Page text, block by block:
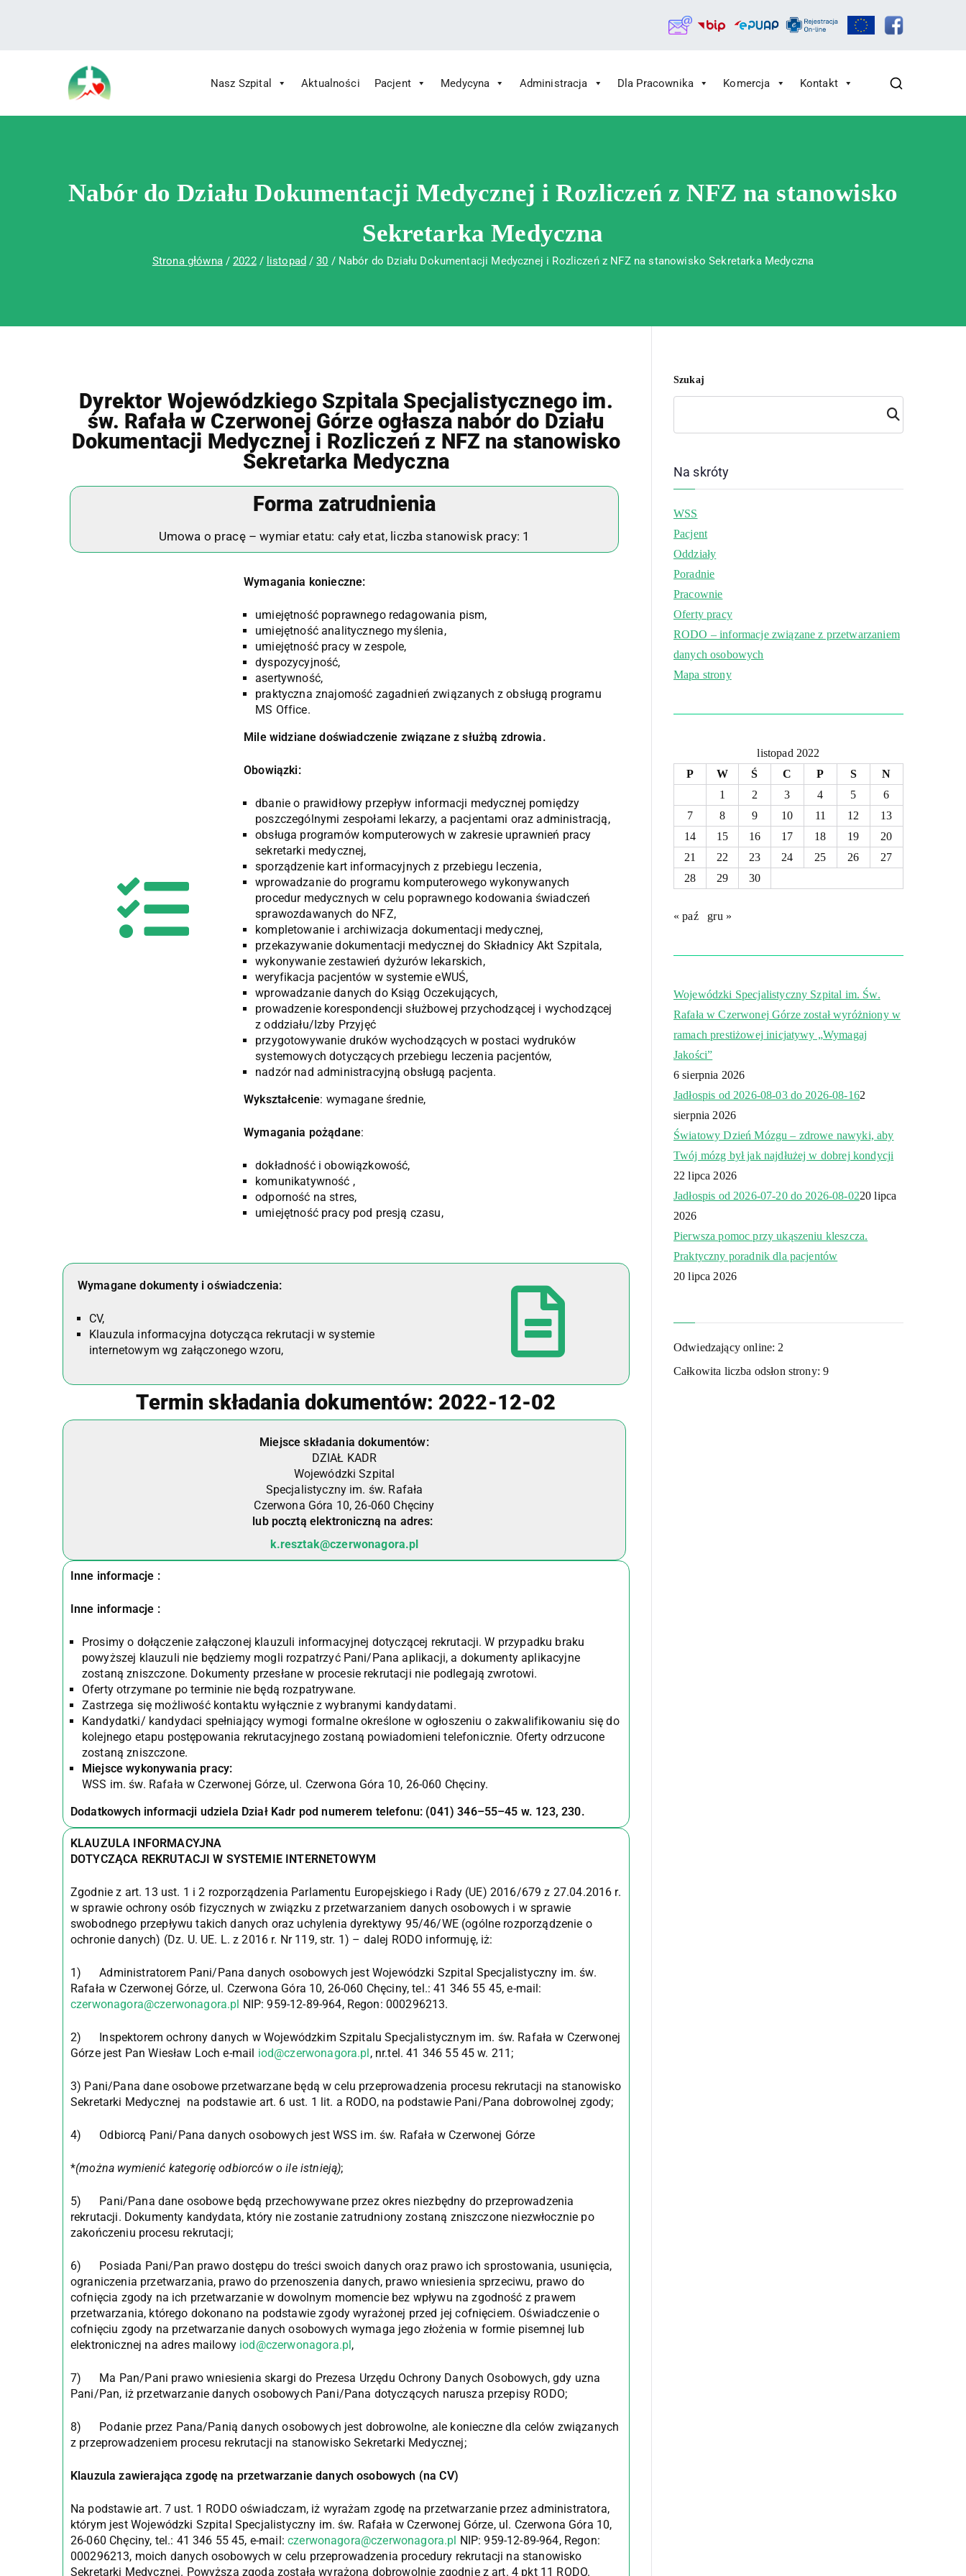
Wojewódzki Szpital Specjalistyczny im. Św. Rafała w Czerwonej Górze
Wojewódzki Szpital Specjalistyczny im. Św. Rafała w Czerwonej Górze
Nasz Szpital Aktualności Pacjent Medycyna Administracja Dla Pracownika Komercja Kontakt
Nabór do Działu Dokumentacji Medycznej i Rozliczeń z NFZ na stanowisko
Sekretarka Medyczna
Strona główna 2022 listopad 30 Nabór do Działu Dokumentacji Medycznej i Rozliczeń z NFZ na stanowisko Sekretarka Medyczna
Dyrektor Wojewódzkiego Szpitala Specjalistycznego im.
św. Rafała w Czerwonej Górze ogłasza nabór do Działu
Dokumentacji Medycznej i Rozliczeń z NFZ na stanowisko
Sekretarka Medyczna
Forma zatrudnienia
Umowa o pracę – wymiar etatu: cały etat, liczba stanowisk pracy: 1
Wymagania konieczne:
umiejętność poprawnego redagowania pism,
umiejętność analitycznego myślenia,
umiejętność pracy w zespole,
dyspozycyjność,
asertywność,
praktyczna znajomość zagadnień związanych z obsługą programu
MS Office.
Mile widziane doświadczenie związane z służbą zdrowia.
Obowiązki:
dbanie o prawidłowy przepływ informacji medycznej pomiędzy
poszczególnymi zespołami lekarzy, a pacjentami oraz administracją,
obsługa programów komputerowych w zakresie uprawnień pracy
sekretarki medycznej,
sporządzenie kart informacyjnych z przebiegu leczenia,
wprowadzanie do programu komputerowego wykonywanych
procedur medycznych w celu poprawnego kodowania świadczeń
sprawozdawanych do NFZ,
kompletowanie i archiwizacja dokumentacji medycznej,
przekazywanie dokumentacji medycznej do Składnicy Akt Szpitala,
wykonywanie zestawień dyżurów lekarskich,
weryfikacja pacjentów w systemie eWUŚ,
wprowadzanie danych do Ksiąg Oczekujących,
prowadzenie korespondencji służbowej przychodzącej i wychodzącej
z oddziału/Izby Przyjęć
przygotowywanie druków wychodzących w postaci wydruków
systemowych dotyczących przebiegu leczenia pacjentów,
nadzór nad administracyjną obsługą pacjenta.
Wykształcenie: wymagane średnie,
Wymagania pożądane:
dokładność i obowiązkowość,
komunikatywność ,
odporność na stres,
umiejętność pracy pod presją czasu,
Wymagane dokumenty i oświadczenia:
CV,
Klauzula informacyjna dotycząca rekrutacji w systemie
internetowym wg załączonego wzoru,
Termin składania dokumentów: 2022-12-02
Miejsce składania dokumentów:
DZIAŁ KADR
Wojewódzki Szpital
Specjalistyczny im. św. Rafała
Czerwona Góra 10, 26-060 Chęciny
lub pocztą elektroniczną na adres:
k.resztak@czerwonagora.pl
Inne informacje :
Inne informacje :
Prosimy o dołączenie załączonej klauzuli informacyjnej dotyczącej rekrutacji. W przypadku braku
powyższej klauzuli nie będziemy mogli rozpatrzyć Pani/Pana aplikacji, a dokumenty aplikacyjne
zostaną zniszczone. Dokumenty przesłane w procesie rekrutacji nie podlegają zwrotowi.
Oferty otrzymane po terminie nie będą rozpatrywane.
Zastrzega się możliwość kontaktu wyłącznie z wybranymi kandydatami.
Kandydatki/ kandydaci spełniający wymogi formalne określone w ogłoszeniu o zakwalifikowaniu się do
kolejnego etapu postępowania rekrutacyjnego zostaną powiadomieni telefonicznie. Oferty odrzucone
zostaną zniszczone.
Miejsce wykonywania pracy:
WSS im. św. Rafała w Czerwonej Górze, ul. Czerwona Góra 10, 26-060 Chęciny.
Dodatkowych informacji udziela Dział Kadr pod numerem telefonu: (041) 346–55–45 w. 123, 230.
KLAUZULA INFORMACYJNA
DOTYCZĄCA REKRUTACJI W SYSTEMIE INTERNETOWYM
Zgodnie z art. 13 ust. 1 i 2 rozporządzenia Parlamentu Europejskiego i Rady (UE) 2016/679 z 27.04.2016 r.
w sprawie ochrony osób fizycznych w związku z przetwarzaniem danych osobowych i w sprawie
swobodnego przepływu takich danych oraz uchylenia dyrektywy 95/46/WE (ogólne rozporządzenie o
ochronie danych) (Dz. U. UE. L. z 2016 r. Nr 119, str. 1) – dalej RODO informuję, iż:
1) Administratorem Pani/Pana danych osobowych jest Wojewódzki Szpital Specjalistyczny im. św.
Rafała w Czerwonej Górze, ul. Czerwona Góra 10, 26-060 Chęciny, tel.: 41 346 55 45, e-mail:
czerwonagora@czerwonagora.pl NIP: 959-12-89-964, Regon: 000296213.
2) Inspektorem ochrony danych w Wojewódzkim Szpitalu Specjalistycznym im. św. Rafała w Czerwonej
Górze jest Pan Wiesław Loch e-mail iod@czerwonagora.pl, nr.tel. 41 346 55 45 w. 211;
3) Pani/Pana dane osobowe przetwarzane będą w celu przeprowadzenia procesu rekrutacji na stanowisko
Sekretarki Medycznej na podstawie art. 6 ust. 1 lit. a RODO, na podstawie Pani/Pana dobrowolnej zgody;
4) Odbiorcą Pani/Pana danych osobowych jest WSS im. św. Rafała w Czerwonej Górze
*(można wymienić kategorię odbiorców o ile istnieją);
5) Pani/Pana dane osobowe będą przechowywane przez okres niezbędny do przeprowadzenia
rekrutacji. Dokumenty kandydata, który nie zostanie zatrudniony zostaną zniszczone niezwłocznie po
zakończeniu procesu rekrutacji;
6) Posiada Pani/Pan prawo dostępu do treści swoich danych oraz prawo ich sprostowania, usunięcia,
ograniczenia przetwarzania, prawo do przenoszenia danych, prawo wniesienia sprzeciwu, prawo do
cofnięcia zgody na ich przetwarzanie w dowolnym momencie bez wpływu na zgodność z prawem
przetwarzania, którego dokonano na podstawie zgody wyrażonej przed jej cofnięciem. Oświadczenie o
cofnięciu zgody na przetwarzanie danych osobowych wymaga jego złożenia w formie pisemnej lub
elektronicznej na adres mailowy iod@czerwonagora.pl,
7) Ma Pan/Pani prawo wniesienia skargi do Prezesa Urzędu Ochrony Danych Osobowych, gdy uzna
Pani/Pan, iż przetwarzanie danych osobowych Pani/Pana dotyczących narusza przepisy RODO;
8) Podanie przez Pana/Panią danych osobowych jest dobrowolne, ale konieczne dla celów związanych
z przeprowadzeniem procesu rekrutacji na stanowisko Sekretarki Medycznej;
Klauzula zawierająca zgodę na przetwarzanie danych osobowych (na CV)
Na podstawie art. 7 ust. 1 RODO oświadczam, iż wyrażam zgodę na przetwarzanie przez administratora,
którym jest Wojewódzki Szpital Specjalistyczny im. św. Rafała w Czerwonej Górze, ul. Czerwona Góra 10,
26-060 Chęciny, tel.: 41 346 55 45, e-mail:czerwonagora@czerwonagora.pl NIP: 959-12-89-964, Regon:
000296213, moich danych osobowych w celu przeprowadzenia procedury rekrutacji na stanowisko
Sekretarki Medycznej. Powyższa zgoda została wyrażona dobrowolnie zgodnie z art. 4 pkt 11 RODO.
Szukaj
Szuk
aj
Na skróty
WSS
Pacjent
Oddziały
Poradnie
Pracownie
Oferty pracy
RODO – informacje związane z przetwarzaniem
danych osobowych
Mapa strony
listopad 2022
P
W Ś C P S
N
1
2 3 4 5
6
7
8 9 10 11 12
13
14
15 16 17 18 19
20
21
22 23 24 25 26
27
28
29 30
« paź gru »
Wojewódzki Specjalistyczny Szpital im. Św.
Rafała w Czerwonej Górze został wyróżniony w
ramach prestiżowej inicjatywy „Wymagaj
Jakości”
6 sierpnia 2026
Jadłospis od 2026-08-03 do 2026-08-162
sierpnia 2026
Światowy Dzień Mózgu – zdrowe nawyki, aby
Twój mózg był jak najdłużej w dobrej kondycji
22 lipca 2026
Jadłospis od 2026-07-20 do 2026-08-0220 lipca
2026
Pierwsza pomoc przy ukąszeniu kleszcza.
Praktyczny poradnik dla pacjentów
20 lipca 2026
Odwiedzający online: 2
Całkowita liczba odsłon strony:9